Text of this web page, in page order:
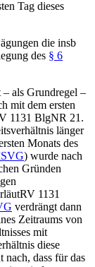
Tag dieses
die insb
des § 6
– als Grundregel –
mit dem ersten
1131 BlgNR 21.
länger
Monats des
) wurde nach
Gründen
1131
verdrängt dann
Zeitraums von
mit
diese
nach, dass für das